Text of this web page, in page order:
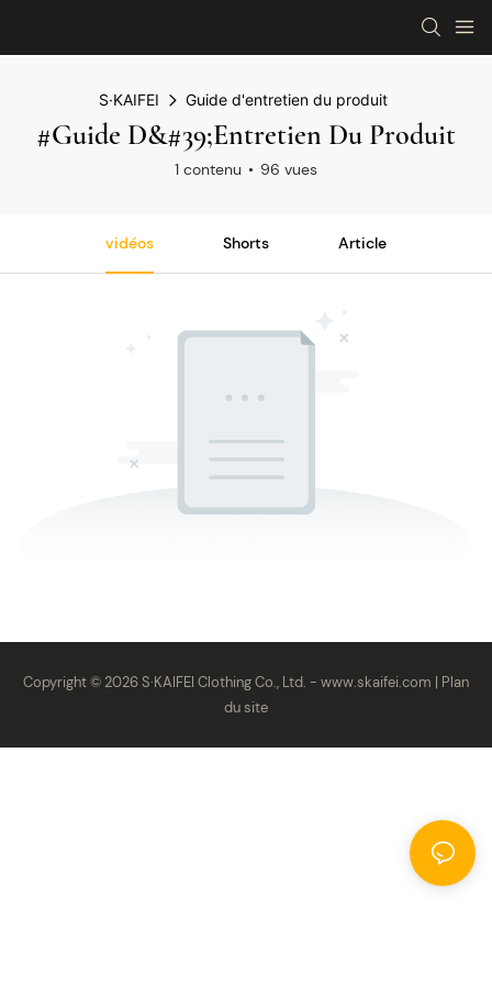
S·KAIFEI Guide d'entretien du produit
#Guide D&#39;entretien Du Produit
1 contenu 96 vues
vidéos Shorts Article
Copyright © 2026 S·KAIFEI Clothing Co., Ltd. - www.skaifei.com | Plan
du site